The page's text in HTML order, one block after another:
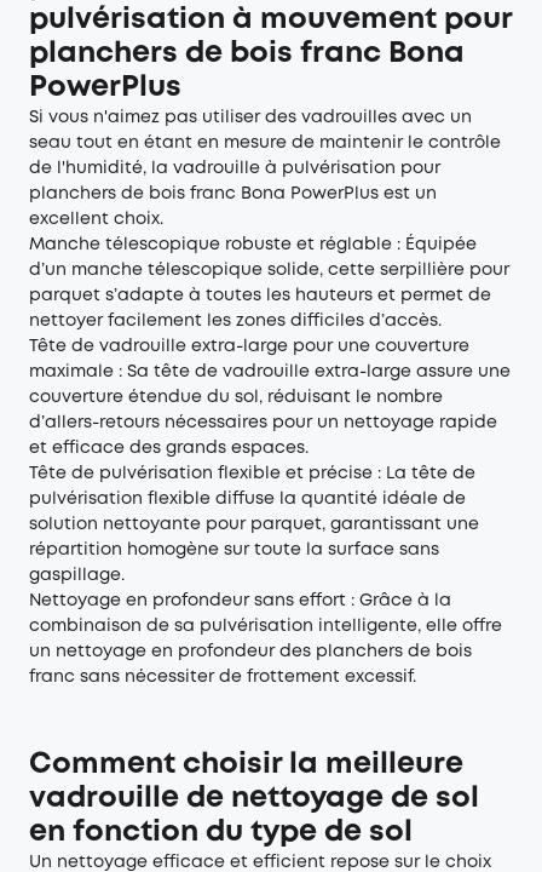
pulvérisation à mouvement pour
planchers de bois franc Bona
PowerPlus
Si vous n'aimez pas utiliser des vadrouilles avec un
seau tout en étant en mesure de maintenir le contrôle
de l'humidité, la vadrouille à pulvérisation pour
planchers de bois franc Bona PowerPlus est un
excellent choix.
Manche télescopique robuste et réglable : Équipée
d’un manche télescopique solide, cette serpillière pour
parquet s’adapte à toutes les hauteurs et permet de
nettoyer facilement les zones difficiles d’accès.
Tête de vadrouille extra-large pour une couverture
maximale : Sa tête de vadrouille extra-large assure une
couverture étendue du sol, réduisant le nombre
d’allers-retours nécessaires pour un nettoyage rapide
et efficace des grands espaces.
Tête de pulvérisation flexible et précise : La tête de
pulvérisation flexible diffuse la quantité idéale de
solution nettoyante pour parquet, garantissant une
répartition homogène sur toute la surface sans
gaspillage.
Nettoyage en profondeur sans effort : Grâce à la
combinaison de sa pulvérisation intelligente, elle offre
un nettoyage en profondeur des planchers de bois
franc sans nécessiter de frottement excessif.
Comment choisir la meilleure
vadrouille de nettoyage de sol
en fonction du type de sol
Un nettoyage efficace et efficient repose sur le choix